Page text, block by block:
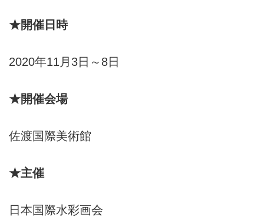
★開催日時
2020年11月3日～8日
★開催会場
佐渡国際美術館
★主催
日本国際水彩画会